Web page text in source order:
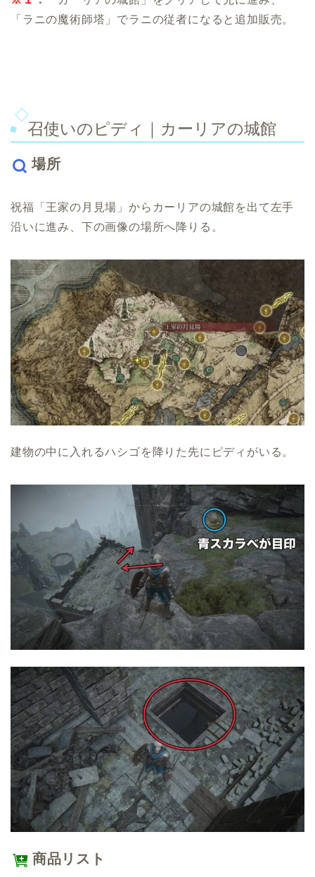
「ラニの魔術師塔」でラニの従者になると追加販売。
召使いのピディ｜カーリアの城館
場所
祝福「王家の月見場」からカーリアの城館を出て左手
沿いに進み、下の画像の場所へ降りる。
建物の中に入れるハシゴを降りた先にピディがいる。
商品リスト